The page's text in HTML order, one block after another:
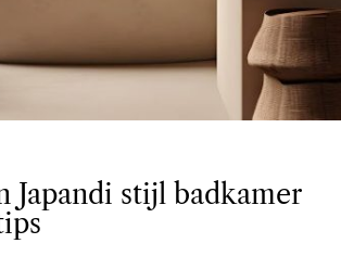
Japandi stijl badkamer